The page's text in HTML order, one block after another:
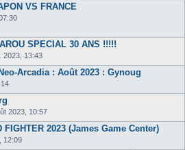
VS FRANCE
SPECIAL 30 ANS !!!!!
2023, 13:43
Arcadia : Août 2023 : Gynoug
2023, 10:57
FIGHTER 2023 (James Game Center)
12:09